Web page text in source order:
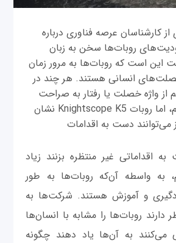
کارشناسان عرصه فناوری درباره
روبات‌ها سخن به زبان
این است که روبات‌ها به مرور زمان
انسانی هستند. هر چند در
از واژه خصلت یا رفتار به صراحت
سخن به زبان آوریم، اما روبات Knightscope K5 نشان
می‌توانند دست به اقدامات
اقداماتی غیر منتظره بزنند زیاد
به واسطه آن‌که روبات‌ها به طور
و آموزش هستند. شرکت‌ها به
دارند روبات‌ها را مشابه با انسان‌ها
به آن‌ها یاد دهند چگونه